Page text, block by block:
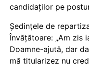
candidaților pe
Ședințele de
Învățătoare: „Am zis
Doamne-ajută, dar
mă titularizez nu